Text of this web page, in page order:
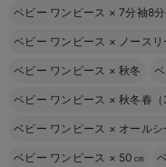
ベビー ワンピース ×7分袖8
ベビー ワンピース × ノースリ
ベビー ワンピース ×秋冬
ベビー ワンピース ×秋冬春（
ベビー ワンピース × オールシ
ベビー ワンピース × 50㎝